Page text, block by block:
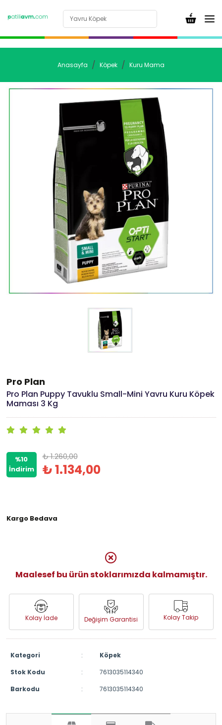
Anasayfa Köpek Kuru Mama
Pro Plan
Pro Plan Puppy Tavuklu Small-Mini Yavru Kuru Köpek
Maması 3 Kg
%10
İndirim
₺ 1.260,00
₺ 1.134,00
Kargo Bedava
Maalesef bu ürün stoklarımızda kalmamıştır.
Kolay İade Değişim Garantisi Kolay Takip
Kategori :
Köpek
Stok Kodu
:
7613035114340
Barkodu
: 7613035114340